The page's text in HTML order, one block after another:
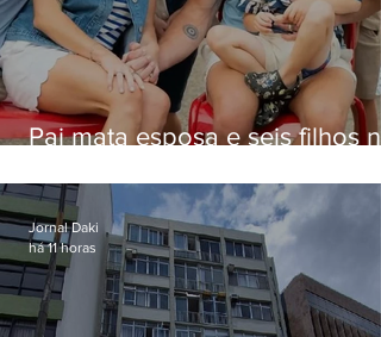
Pai mata esposa e seis filhos
Jornal Daki
há 11 horas